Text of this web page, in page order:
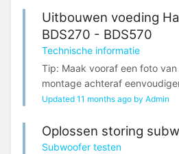
Uitbouwen voeding
BDS270 - BDS570
Technische informatie
Tip: Maak vooraf een foto
montage achteraf
Updated 11 months ago by Admin
Oplossen storing
Subwoofer testen